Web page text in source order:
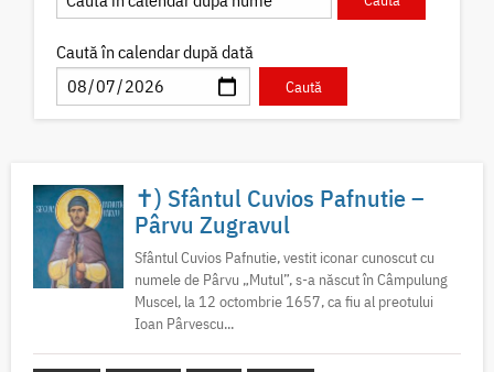
Caută în calendar după dată
✝) Sfântul Cuvios Pafnutie –
Pârvu Zugravul
Sfântul Cuvios Pafnutie, vestit iconar cunoscut cu
numele de Pârvu „Mutul”, s-a născut în Câmpulung
Muscel, la 12 octombrie 1657, ca fiu al preotului
Ioan Pârvescu...